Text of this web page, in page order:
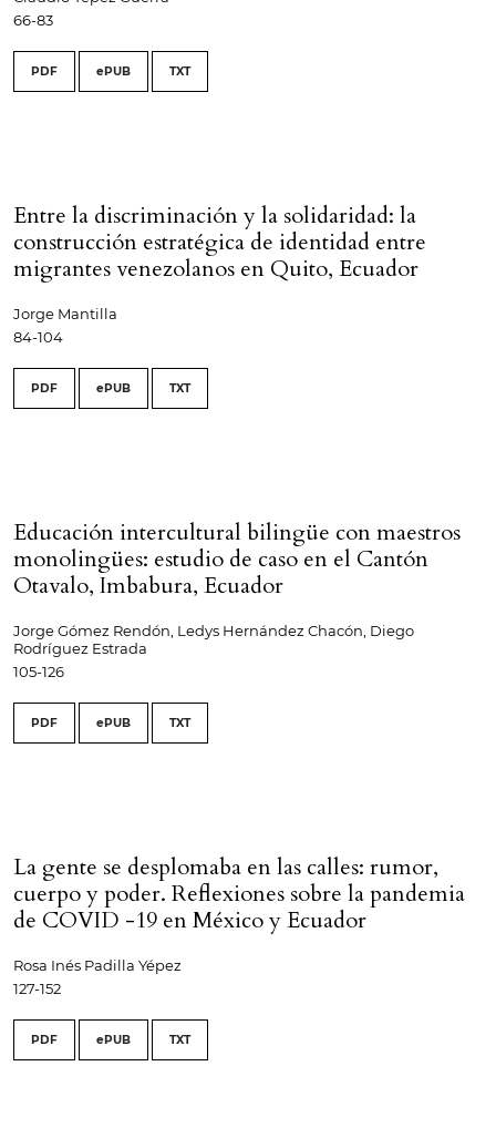
66-83
PDF ePUB TXT
Entre la discriminación y la solidaridad: la
construcción estratégica de identidad entre
migrantes venezolanos en Quito, Ecuador
Jorge Mantilla
84-104
PDF ePUB TXT
Educación intercultural bilingüe con maestros
monolingües: estudio de caso en el Cantón
Otavalo, Imbabura, Ecuador
Jorge Gómez Rendón, Ledys Hernández Chacón, Diego
Rodríguez Estrada
105-126
PDF ePUB TXT
La gente se desplomaba en las calles: rumor,
cuerpo y poder. Reflexiones sobre la pandemia
de COVID -19 en México y Ecuador
Rosa Inés Padilla Yépez
127-152
PDF ePUB TXT